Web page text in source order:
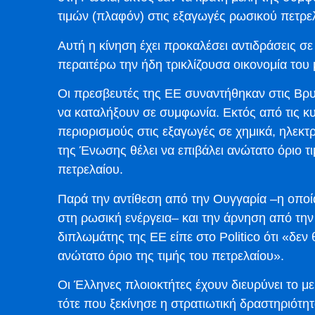
τιμών (πλαφόν) στις εξαγωγές ρωσικού
Αυτή η κίνηση έχει προκαλέσει αντιδράσεις
περαιτέρω την ήδη τρικλίζουσα οικονομία
Οι πρεσβευτές της ΕΕ συναντήθηκαν στις
να καταλήξουν σε συμφωνία. Εκτός από τις
περιορισμούς στις εξαγωγές σε χημικά,
της Ένωσης θέλει να επιβάλει ανώτατο όριο
πετρελαίου.
Παρά την αντίθεση από την Ουγγαρία –η
στη ρωσική ενέργεια– και την άρνηση από
διπλωμάτης της ΕΕ είπε στο Politico ότι
ανώτατο όριο της τιμής του πετρελαίου».
Οι Έλληνες πλοιοκτήτες έχουν διευρύνει το
τότε που ξεκίνησε η στρατιωτική